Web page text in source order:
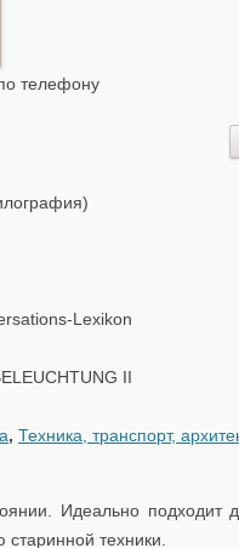
телефону
Lexikon
II
, Техника, транспорт,
Идеально подходит
техники.